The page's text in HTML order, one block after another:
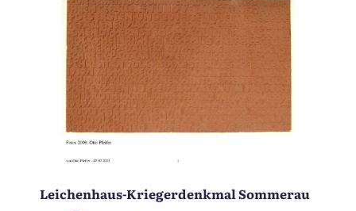
Leichenhaus-Kriegerdenkmal Sommerau